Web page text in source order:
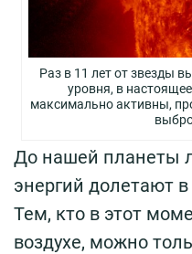
Раз в 11 лет от звезды
уровня, в
максимально активны,
До нашей планеты
энергий долетают
Тем, кто в этот
воздухе, можно